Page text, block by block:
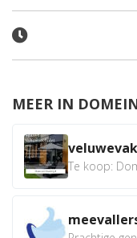
MEER IN